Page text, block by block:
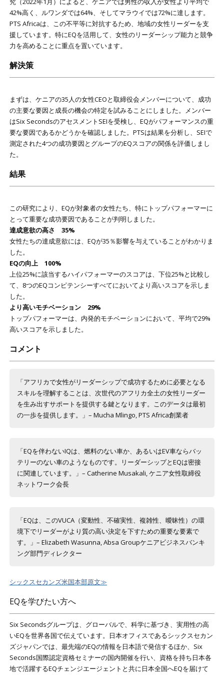
42%高く、ルワンダでは64%、そしてマラウイでは72%に達します。
PTS Africaは、この不平等に対抗するため、地域の女性リーダーを支
援しています。特にEQを活用して、女性のリーダーシップ能力と競争
力を高めることに重点を置いています。
解決策
まずは、ケニアの35人の女性CEOと取締役会メンバーについて、成功
の主要な要因と成長の機会の特定を試みることにしました。メンバー
はSix SecondsのアセスメントSEIを受検し、EQがパフォーマンスの重
要な要因であるかどうかを確認しました。PTSは結果を分析し、SEIで
測定された4つの成功要因とグループのEQスコアの関係を評価しまし
た。
結果
この研究により、EQが対象者の女性たち、特にトップパフォーマーに
とって重要な成功要因であることが判明しました。
達成意欲の高さ 35%
女性たちの達成意欲には、EQが35％影響を与えていることがわかりま
した。
EQの向上 100%
上位25%に該当するハイパフォーマーのスコアは、下位25%と比較し
て、8つのEQコンピテンシーすべてにおいてより高いスコアを示しま
した。
より高いモチベーション 29%
トップパフォーマーは、内発的モチベーションにおいて、平均で29%
高いスコアを示しました。
コメント
「アフリカで女性がリーダーシップで成功するために必要となる
スキルを理解することは、次世代のアフリカ全土の女性リーダー
を生み出すサポートを提供する鍵となります。このデータは最初
の一歩を提供します。」– Mucha Mlingo, PTS Africa創業者
「EQを伴わないIQは、燃料のない車か、あるいはEV車ならバッ
テリーのない車のようなものです。リーダーシップとEQは密接
に関連しています。」– Catherine Musakali, ケニア女性取締役
ネットワーク会長
「EQは、このVUCA（変動性、不確実性、複雑性、曖昧性）の環
境下でリーダーがより質の高い決定を下すための重要な要素で
す。」– Elizabeth Wasunna, Absa Groupケニアビジネスバンキ
ング部門ディレクター
シックスセカンズ米国本部原文≫
EQを学びたい方へ
Six Secondsグループは、グローバルで、科学に基づき、実用性の高
いEQを世界各国で伝えています。日本オフィスであるシックスセカン
ズジャパンでは、最先端のEQの情報を日本語で発信するほか、Six
Seconds国際認定資格セミナーの国内開催を行い、資格を持ち日本各
地で活躍するEQチェンジエージェントと共に日本全国へEQを届けて